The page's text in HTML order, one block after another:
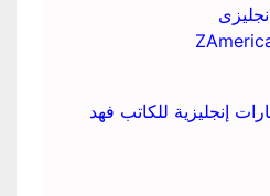
إنجليزية للكاتب فهد